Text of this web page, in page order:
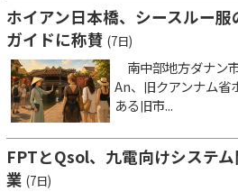
ホイアン日本橋、シースルー
ガイドに称賛 (7日)
南中部地方ダナン
An、旧クアンナム省
ある旧市...
FPTとQsol、九電向けシステ
業 (7日)